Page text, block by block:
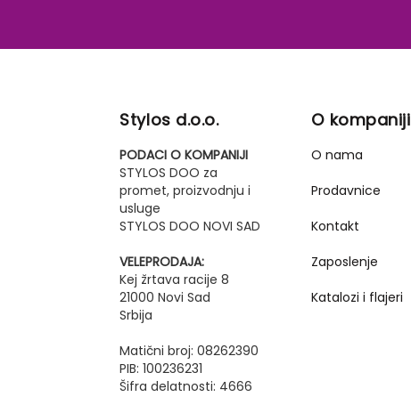
Stylos d.o.o.
PODACI O KOMPANIJI
STYLOS DOO za
promet, proizvodnju i
usluge
STYLOS DOO NOVI SAD
VELEPRODAJA:
Kej žrtava racije 8
21000 Novi Sad
Srbija
Matični broj: 08262390
PIB: 100236231
Šifra delatnosti: 4666
O kompaniji
O nama
Prodavnice
Kontakt
Zaposlenje
Katalozi i flajeri